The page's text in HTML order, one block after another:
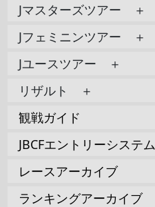
Jマスターズツアー ＋
Jフェミニンツアー ＋
Jユースツアー ＋
リザルト ＋
観戦ガイド
JBCFエントリーシステム
レースアーカイブ
ランキングアーカイブ